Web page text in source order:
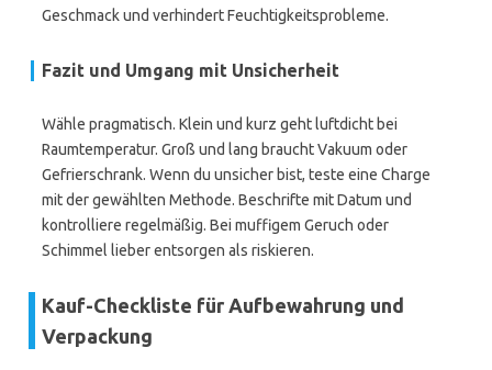
Geschmack und verhindert Feuchtigkeitsprobleme.
Fazit und Umgang mit Unsicherheit
Wähle pragmatisch. Klein und kurz geht luftdicht bei
Raumtemperatur. Groß und lang braucht Vakuum oder
Gefrierschrank. Wenn du unsicher bist, teste eine Charge
mit der gewählten Methode. Beschrifte mit Datum und
kontrolliere regelmäßig. Bei muffigem Geruch oder
Schimmel lieber entsorgen als riskieren.
Kauf-Checkliste für Aufbewahrung und
Verpackung